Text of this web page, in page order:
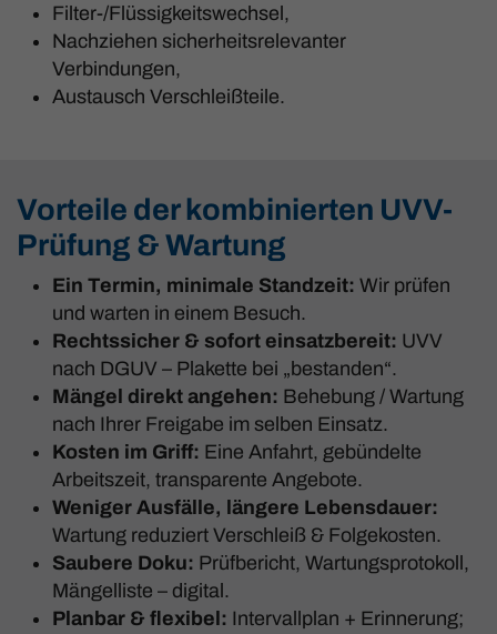
Filter-/Flüssigkeitswechsel,
Nachziehen sicherheitsrelevanter
Verbindungen,
Austausch Verschleißteile.
Vorteile der kombinierten UVV-
Prüfung & Wartung
Ein Termin, minimale Standzeit: Wir prüfen
und warten in einem Besuch.
Rechtssicher & sofort einsatzbereit: UVV
nach DGUV – Plakette bei „bestanden“.
Mängel direkt angehen: Behebung / Wartung
nach Ihrer Freigabe im selben Einsatz.
Kosten im Griff: Eine Anfahrt, gebündelte
Arbeitszeit, transparente Angebote.
Weniger Ausfälle, längere Lebensdauer:
Wartung reduziert Verschleiß & Folgekosten.
Saubere Doku: Prüfbericht, Wartungsprotokoll,
Mängelliste – digital.
Planbar & flexibel: Intervallplan + Erinnerung;